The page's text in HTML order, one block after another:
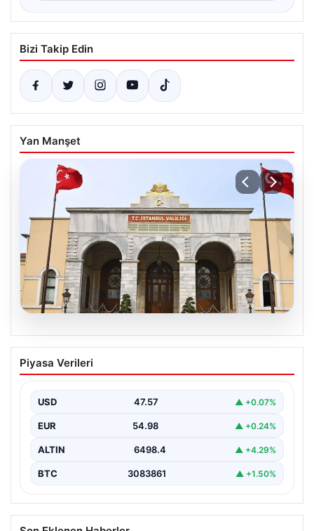
Bizi Takip Edin
Yan Manşet
04.08.2026
İstanbul Valiliği Sahte Sosyal Medya
Hesaplarına Karşı Uyardı
dolandırıcılık amacıyla oluşturulan sahte sosyal medya
hesaplarına karşı dikkatli…
Piyasa Verileri
USD 47.57 ▲ +0.07%
EUR 54.98 ▲ +0.24%
ALTIN 6498.4 ▲ +4.29%
BTC 3083861 ▲ +1.50%